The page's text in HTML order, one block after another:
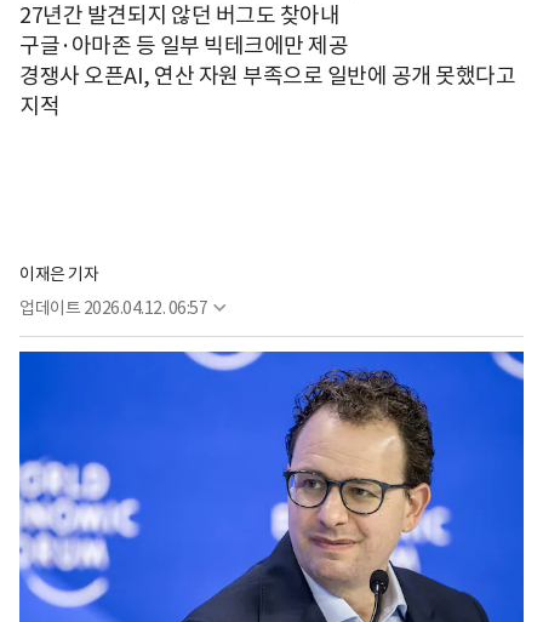
27년간 발견되지 않던 버그도 찾아내
구글·아마존 등 일부 빅테크에만 제공
경쟁사 오픈AI, 연산 자원 부족으로 일반에 공개 못했다고
지적
이재은 기자
업데이트 2026.04.12. 06:57